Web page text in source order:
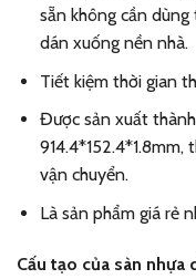
sẵn không cần
dán xuống nền nhà.
Tiết kiệm thời gian
Được sản xuất
vận chuyển.
Là sản phẩm giá rẻ
Cấu tạo của sàn nhựa